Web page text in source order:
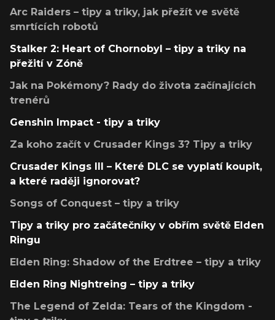
Arc Raiders – tipy a triky, jak přežít ve světě
smrtících robotů
Stalker 2: Heart of Chornobyl – tipy a triky na
přežití v Zóně
Jak na Pokémony? Rady do života začínajících
trenérů
Genshin Impact - tipy a triky
Za koho začít v Crusader Kings 3? Tipy a triky
Crusader Kings III – Které DLC se vyplatí koupit,
a které raději ignorovat?
Songs of Conquest – tipy a triky
Tipy a triky pro začátečníky v obřím světě Elden
Ringu
Elden Ring: Shadow of the Erdtree – tipy a triky
Elden Ring Nightreing – tipy a triky
The Legend of Zelda: Tears of the Kingdom -